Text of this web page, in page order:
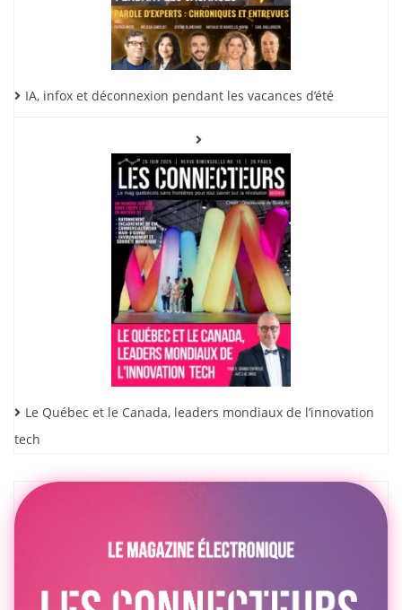
IA, infox et déconnexion pendant les vacances d’été
Le Québec et le Canada, leaders mondiaux de l’innovation
tech